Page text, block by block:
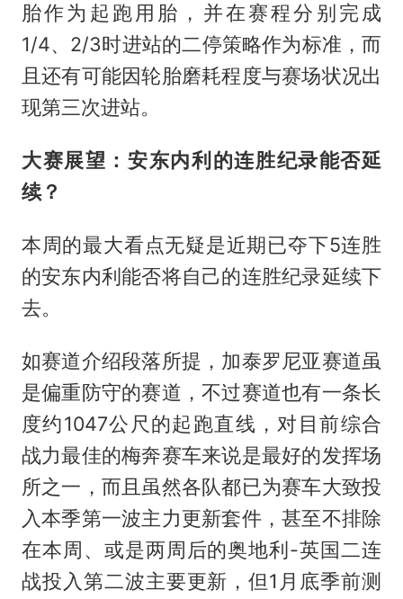
胎作为起跑用胎，并在赛程分别完成
1/4、2/3时进站的二停策略作为标准，而
且还有可能因轮胎磨耗程度与赛场状况出
现第三次进站。
大赛展望：安东内利的连胜纪录能否延
续？
本周的最大看点无疑是近期已夺下5连胜
的安东内利能否将自己的连胜纪录延续下
去。
如赛道介绍段落所提，加泰罗尼亚赛道虽
是偏重防守的赛道，不过赛道也有一条长
度约1047公尺的起跑直线，对目前综合
战力最佳的梅奔赛车来说是最好的发挥场
所之一，而且虽然各队都已为赛车大致投
入本季第一波主力更新套件，甚至不排除
在本周、或是两周后的奥地利-英国二连
战投入第二波主要更新，但1月底季前测